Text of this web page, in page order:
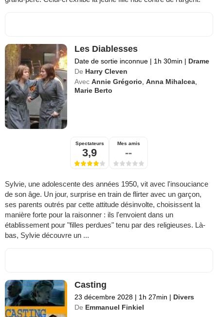
Les Diablesses
Date de sortie inconnue | 1h 30min | Drame
De Harry Cleven
Avec Annie Grégorio ,Anna Mihalcea
Marie Berto
Spectateurs
3,9
Mes amis
--
Sylvie, une adolescente des années 1950, vit avec l'insouciance
de son âge. Un jour, surprise en train de flirter avec un garçon,
ses parents outrés par cette attitude désinvolte, choisissent la
manière forte pour la raisonner : ils l'envoient dans un
établissement pour "filles perdues" tenu par des religieuses. Là-
bas, Sylvie découvre un ...
Casting
23 décembre 2028 | 1h 27min | Divers
De Emmanuel Finkiel